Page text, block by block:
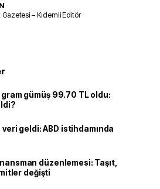
– Kıdemli Editör
gümüş 99.70 TL oldu:
geldi: ABD istihdamında
düzenlemesi: Taşıt,
değişti